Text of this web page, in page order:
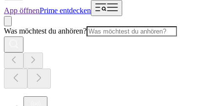
App öffnenPrime entdecken
Was möchtest du anhören?